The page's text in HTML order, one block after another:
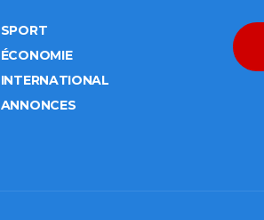
SPORT
ÉCONOMIE
INTERNATIONAL
ANNONCES